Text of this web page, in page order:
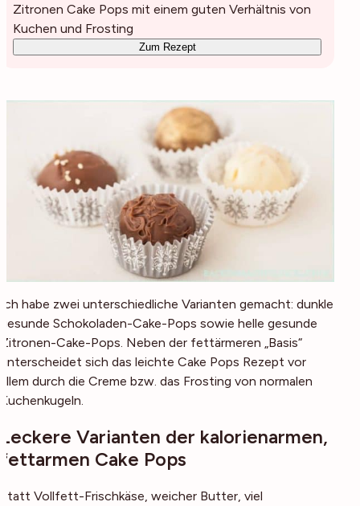
Zitronen Cake Pops mit einem guten Verhältnis von
Kuchen und Frosting
Zum Rezept
Ich habe zwei unterschiedliche Varianten gemacht: dunkle
gesunde Schokoladen-Cake-Pops sowie helle gesunde
Zitronen-Cake-Pops. Neben der fettärmeren „Basis“
unterscheidet sich das leichte Cake Pops Rezept vor
allem durch die Creme bzw. das Frosting von normalen
Kuchenkugeln.
Leckere Varianten der kalorienarmen,
fettarmen Cake Pops
Statt Vollfett-Frischkäse, weicher Butter, viel